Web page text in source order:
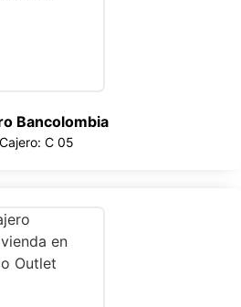
Bancolombia
Cajero: C 05